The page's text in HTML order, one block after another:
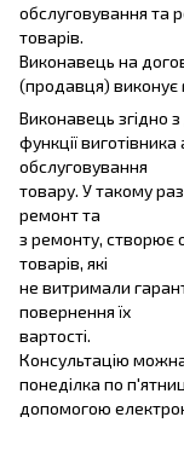
обслуговування та
товарів.
Виконавець на
(продавця) виконує
Виконавець згідно
функції
обслуговування
товару. У такому
ремонт та
з ремонту, створює
товарів, які
не витримали
повернення їх
вартості.
Консультацію
понеділка по
допомогою